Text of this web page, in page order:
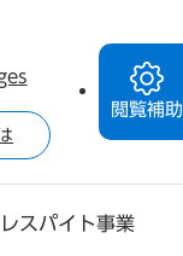
閲覧補助
スパイト事業